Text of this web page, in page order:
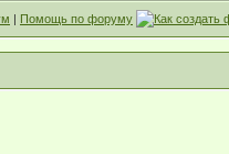
| Помощь по форуму